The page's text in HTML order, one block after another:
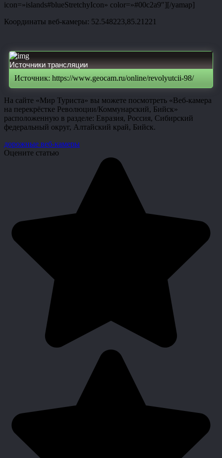
icon=»islands#blueStretchyIcon» color=»#00c2a9″][/yamap]
Координаты веб-камеры: 52.548223,85.21221
Источники трансляции
Источник: https://www.geocam.ru/online/revolyutcii-98/
На сайте «Мир Туриста» вы можете посмотреть «Веб-камера
на перекрёстке Революции/Коммунарский, Бийск»
расположенную в разделе: Евразия, Россия, Сибирский
федеральный округ, Алтайский край, Бийск.
дорожные веб-камеры
Оцените статью